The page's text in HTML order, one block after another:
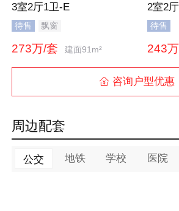
3室2厅1卫-E
待售 飘窗
273万/套 建面91m²
2室2
待售
243
 咨询户型优惠
周边配套
公交 地铁 学校 医院